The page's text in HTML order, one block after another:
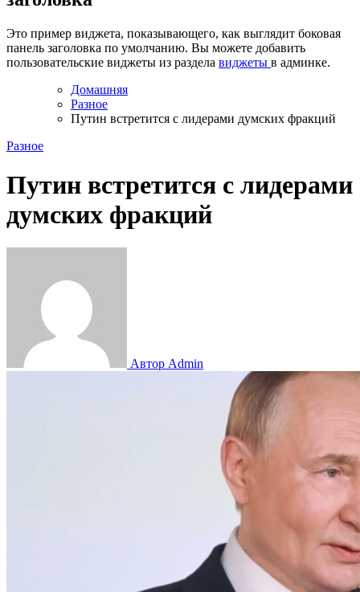
Это пример виджета, показывающего, как выглядит боковая
панель заголовка по умолчанию. Вы можете добавить
пользовательские виджеты из раздела виджеты в админке.
Домашняя
Разное
Путин встретится с лидерами думских фракций
Разное
Путин встретится с лидерами
думских фракций
Автор Admin